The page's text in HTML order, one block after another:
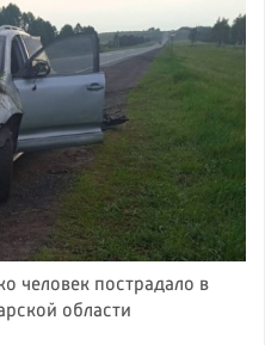
человек пострадало в
области